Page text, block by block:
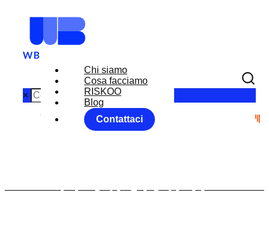
Chi siamo
Cosa facciamo
RISKOO
Blog
Contattaci
×
PROVE
TECNICHE